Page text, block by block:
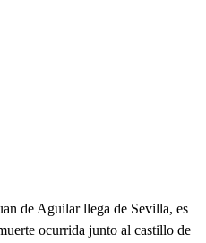
de Aguilar llega de Sevilla, es
ocurrida junto al castillo de